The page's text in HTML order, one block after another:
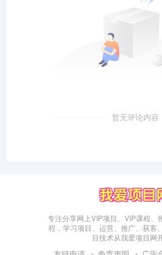
暂无评论内容
专注分享网上VIP项目、VIP课程、
程，学习项目、运营、推广、获客
目技术从我爱项目网